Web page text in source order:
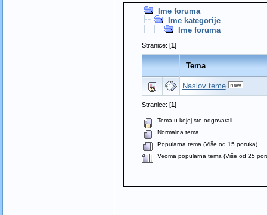
Ime foruma
Ime kategorije
Ime foruma
Stranice: [1]
Tema
Naslov teme
Stranice: [1]
Tema u kojoj ste odgovarali
Normalna tema
Popularna tema (Više od 15 poruka)
Veoma popularna tema (Više od 25